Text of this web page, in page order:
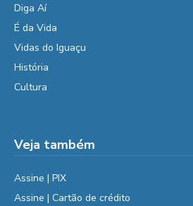
Diga Aí
É da Vida
Vidas do Iguaçu
História
Cultura
Veja também
Assine | PIX
Assine | Cartão de crédito